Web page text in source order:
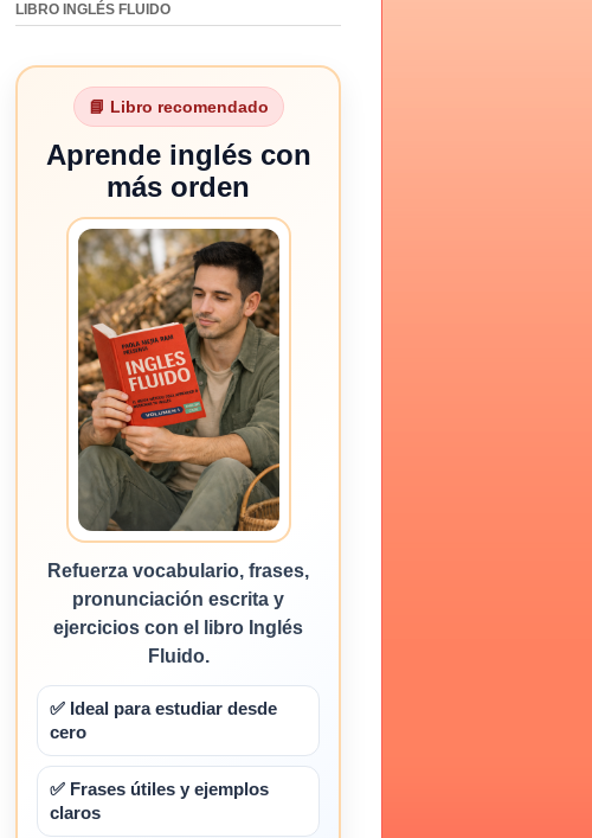
LIBRO INGLÉS FLUIDO
📘 Libro recomendado
Aprende inglés con
más orden
Refuerza vocabulario, frases,
pronunciación escrita y
ejercicios con el libro Inglés
Fluido.
✅ Ideal para estudiar desde
cero
✅ Frases útiles y ejemplos
claros